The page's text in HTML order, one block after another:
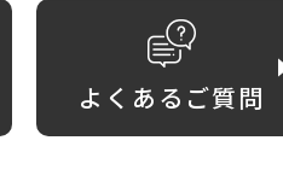
よくあるご質問